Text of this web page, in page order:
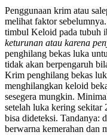
Penggunaan krim atau
melihat faktor
timbul Keloid pada tubuh
keturunan atau karena
penghilang bekas luka
tidak akan berpengaruh
Krim penghilang bekas
menghilangkan keloid
sesegera mungkin.
setelah luka kering sekitar
bisa dideteksi. Tandanya:
berwarna kemerahan dan